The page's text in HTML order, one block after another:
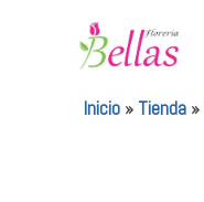
Inicio» Tienda»